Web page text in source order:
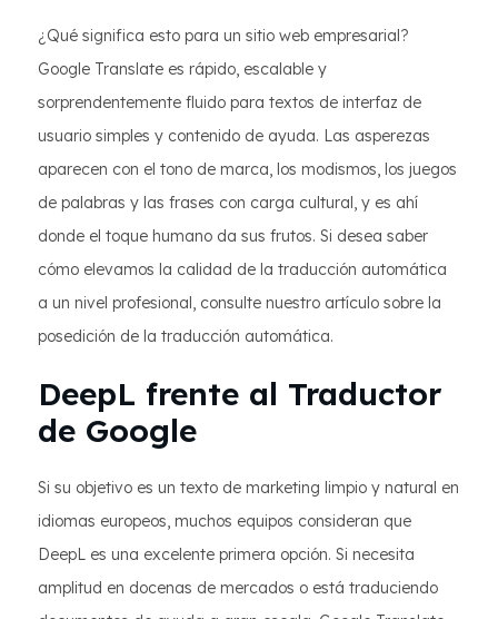
¿Qué significa esto para un sitio web empresarial?
Google Translate es rápido, escalable y
sorprendentemente fluido para textos de interfaz de
usuario simples y contenido de ayuda. Las asperezas
aparecen con el tono de marca, los modismos, los juegos
de palabras y las frases con carga cultural, y es ahí
donde el toque humano da sus frutos. Si desea saber
cómo elevamos la calidad de la traducción automática
a un nivel profesional, consulte nuestro artículo sobre la
posedición de la traducción automática.
DeepL frente al Traductor
de Google
Si su objetivo es un texto de marketing limpio y natural en
idiomas europeos, muchos equipos consideran que
DeepL es una excelente primera opción. Si necesita
amplitud en docenas de mercados o está traduciendo